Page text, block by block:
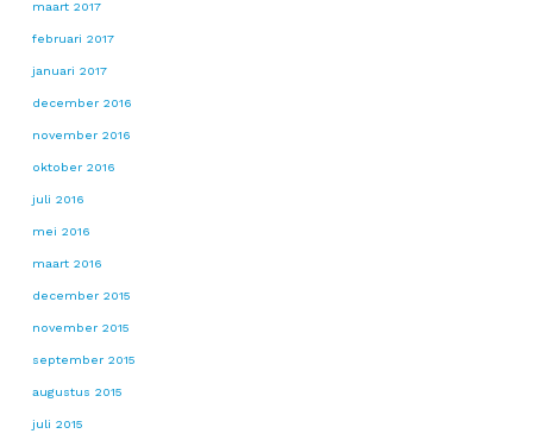
maart 2017
februari 2017
januari 2017
december 2016
november 2016
oktober 2016
juli 2016
mei 2016
maart 2016
december 2015
november 2015
september 2015
augustus 2015
juli 2015